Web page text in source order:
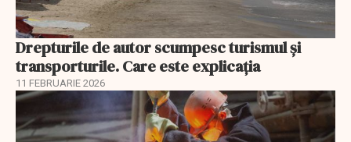
Drepturile de autor scumpesc turismul și
transporturile. Care este explicația
11 FEBRUARIE 2026